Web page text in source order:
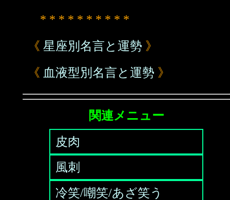
* * * * * * * * * *
《 星座別名言と運勢 》
《 血液型別名言と運勢 》
関連メニュー
皮肉
風刺
冷笑/嘲笑/あざ笑う